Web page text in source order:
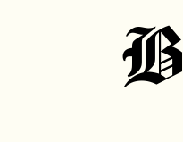
B